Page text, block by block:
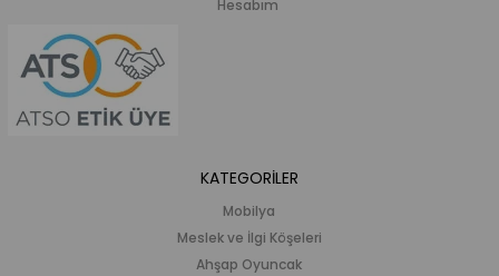
Hesabım
KATEGORİLER
Mobilya
Meslek ve İlgi Köşeleri
Ahşap Oyuncak